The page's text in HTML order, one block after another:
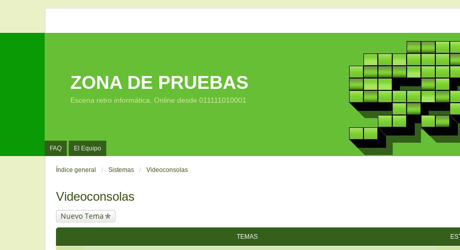
FAQ El Equipo
ZONA DE PRUEBAS
Escena retro informática. Online desde 011111010001
Índice general Sistemas Videoconsolas
Videoconsolas
Nuevo Tema
TEMAS